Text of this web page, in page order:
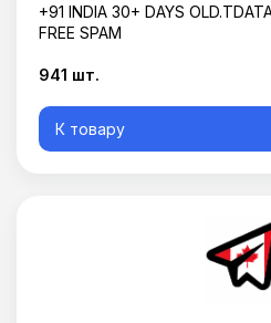
+91 INDIA 30+ DAYS
FREE SPAM
941 шт.
К товару